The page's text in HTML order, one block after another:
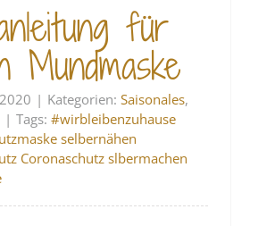
für
Mundmaske
| Kategorien:Saisonales,
| Tags:#wirbleibenzuhause
selbernähen
Coronaschutz slbermachen